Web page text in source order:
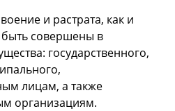
и растрата, как и
совершены в
государственного,
лицам, а также
организациям.